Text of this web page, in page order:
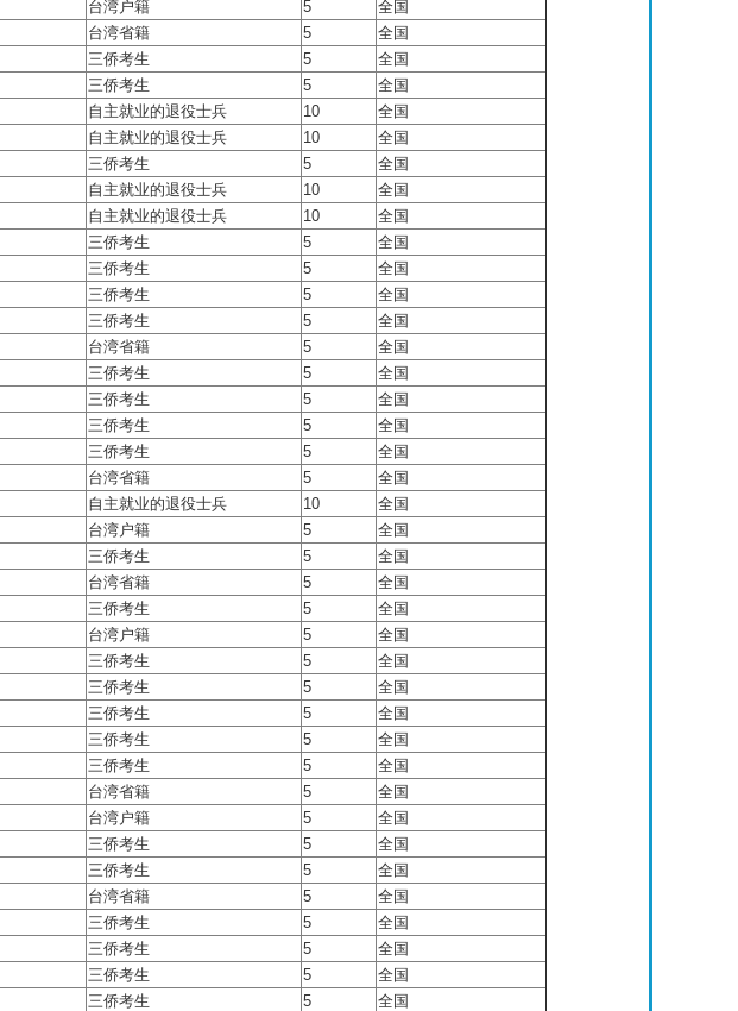
台湾户籍 5
全国
台湾省籍 5
全国
三侨考生 5
全国
三侨考生 5
全国
自主就业的退役士兵 10
全国
自主就业的退役士兵 10
全国
三侨考生 5
全国
自主就业的退役士兵 10
全国
自主就业的退役士兵 10
全国
三侨考生 5
全国
三侨考生 5
全国
三侨考生 5
全国
三侨考生 5
全国
台湾省籍 5
全国
三侨考生 5
全国
三侨考生 5
全国
三侨考生 5
全国
三侨考生 5
全国
台湾省籍 5
全国
自主就业的退役士兵 10
全国
台湾户籍 5
全国
三侨考生 5
全国
台湾省籍 5
全国
三侨考生 5
全国
台湾户籍 5
全国
三侨考生 5
全国
三侨考生 5
全国
三侨考生 5
全国
三侨考生 5
全国
三侨考生 5
全国
台湾省籍 5
全国
台湾户籍 5
全国
三侨考生 5
全国
三侨考生 5
全国
台湾省籍 5
全国
三侨考生 5
全国
三侨考生 5
全国
三侨考生 5
全国
三侨考生 5
全国